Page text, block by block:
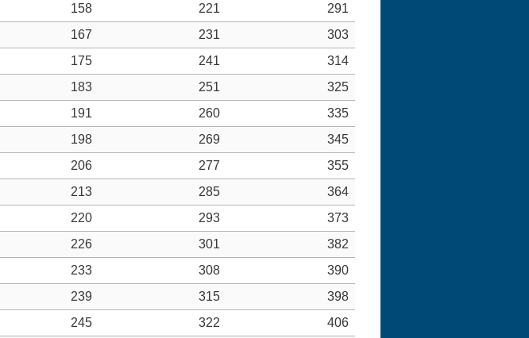
158 221
291
167 231
303
175 241
314
183 251
325
191 260
335
198 269
345
206 277
355
213 285
364
220 293
373
226 301
382
233 308
390
239 315
398
245 322
406